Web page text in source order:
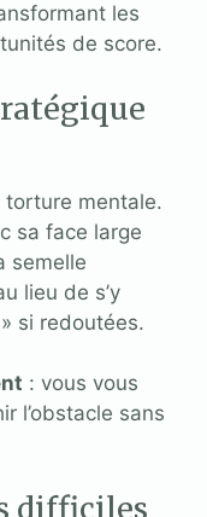
les
de score.
mentale.
sa face large
semelle
lieu de s’y
si redoutées.
: vous vous
l’obstacle sans
difficiles